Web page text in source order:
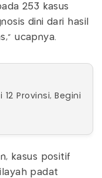
253 kasus
dini dari hasil
ucapnya.
12 Provinsi, Begini
kasus positif
padat